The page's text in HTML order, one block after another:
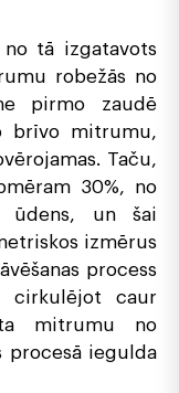
tā izgatavots
robežās no
pirmo zaudē
brīvo mitrumu,
Taču,
30%, no
ūdens, un šai
izmērus
process
cirkulējot caur
mitrumu no
procesā iegulda